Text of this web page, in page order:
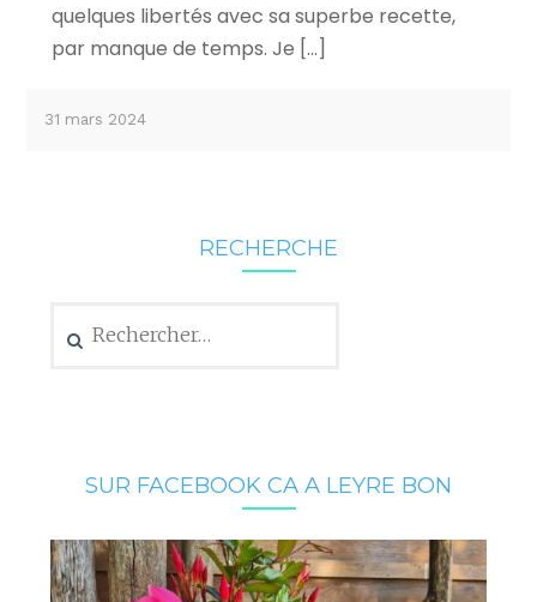
quelques libertés avec sa superbe recette,
par manque de temps. Je […]
31 mars 2024
RECHERCHE
SUR FACEBOOK CA A LEYRE BON